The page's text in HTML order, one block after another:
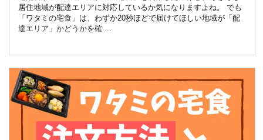
居住地域が配達エリアに対応しているか気になりますよね。 でも
「ワタミの宅食」は、わずか20秒ほどで届けてほしい地域が「配
達エリア」かどうかを確 ...